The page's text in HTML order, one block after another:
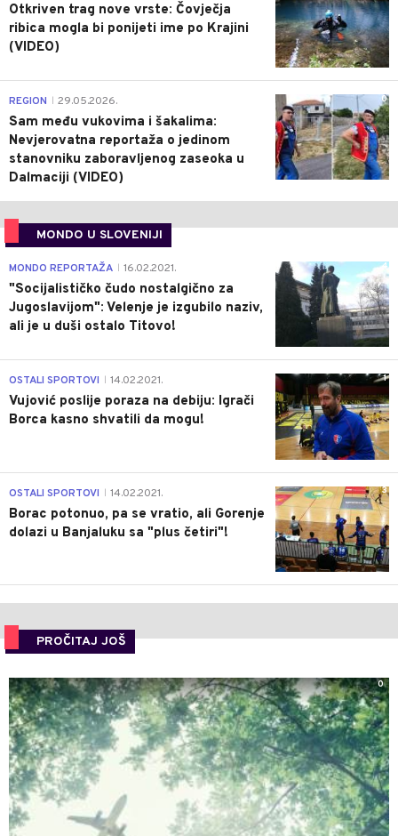
Otkriven trag nove vrste: Čovječja
ribica mogla bi ponijeti ime po Krajini
(VIDEO)
0
REGION 29.05.2026.
Sam među vukovima i šakalima:
Nevjerovatna reportaža o jedinom
stanovniku zaboravljenog zaseoka u
Dalmaciji (VIDEO)
MONDO U SLOVENIJI
4
MONDO REPORTAŽA 16.02.2021.
"Socijalističko čudo nostalgično za
Jugoslavijom": Velenje je izgubilo naziv,
ali je u duši ostalo Titovo!
1
OSTALI SPORTOVI 14.02.2021.
Vujović poslije poraza na debiju: Igrači
Borca kasno shvatili da mogu!
3
OSTALI SPORTOVI 14.02.2021.
Borac potonuo, pa se vratio, ali Gorenje
dolazi u Banjaluku sa "plus četiri"!
PROČITAJ JOŠ
0